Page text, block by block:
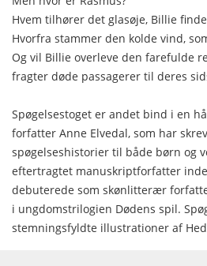
Hvem tilhører det glasøje, Billie
Hvorfra stammer den kolde vind,
Og vil Billie overleve den farefulde
fragter døde passagerer til deres
Spøgelsestoget er andet bind i en
forfatter Anne Elvedal, som har
spøgelseshistorier til både børn og
eftertragtet manuskriptforfatter
debuterede som skønlitterær
i ungdomstrilogien Dødens spil.
stemningsfyldte illustrationer af